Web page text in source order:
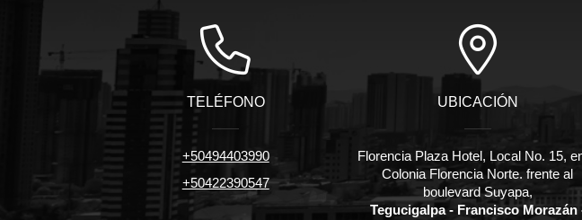
TELÉFONO
+50494403990
+50422390547
UBICACIÓN
Florencia Plaza Hotel, Local No. 15,
Colonia Florencia Norte. frente al
boulevard Suyapa,
Tegucigalpa - Francisco Morazán